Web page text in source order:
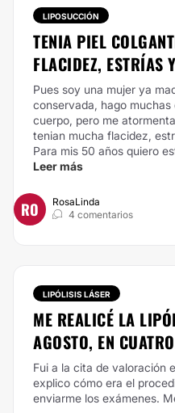
LIPOSUCCIÓN
TENIA PIEL
FLACIDEZ, ESTRÍAS
Pues soy una mujer ya
conservada, hago
cuerpo, pero me
tenian mucha flacidez,
Para mis 50 años quiero
Leer más
RO
RosaLinda
4 comentarios
LIPÓLISIS LÁSER
ME REALICÉ LA
AGOSTO, EN
Fui a la cita de valoración
explico cómo era el
enviarme los exámenes.